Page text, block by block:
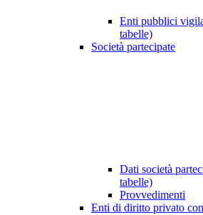
Enti pubblici
tabelle)
Società partecipate
Dati società
tabelle)
Provvedimenti
Enti di diritto privato